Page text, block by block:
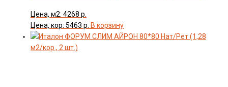
Цена, м2: 4268 р.
Цена, кор: 5463 р. В корзину